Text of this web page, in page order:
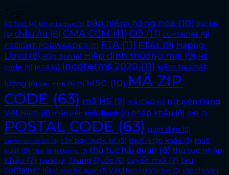
40 feet (4) Bill of Lading (3) bảo hiểm hàng hóa (10) Bắc Mỹ
(4) châu Âu (8) CMA CGM (11) CO (11) container (6)
FREIGHT FORWARDER (5) FTA (11) FTAs (9) Hapag-
Lloyd (8) Hiệp định (4) Hiệp định thương mại (9) HS
code (5) IATA (4) Incoterms 2020 (11) kiểm tra chất
lượng (6) liên minh 2M (3) MSC (10) MÃ ZIP
CODE (63) mã HS (9) mã ICAO (4) Nguyên Đăng
Việt Nam (6) nhân viên kinh doanh (4) nhập khẩu (6) ONE (3)
POSTAL CODE (63) quạt điện (5)
Surrendered Bill (3) sân bay quốc tế (5) thuế nhập khẩu (5) thuế
suất (5) Thái Bình Dương (3) thủ tục hải quan (8) thủ tục nhập
khẩu (7) Top 50 (3) Trung Quốc (6) tuyến mới (7) tàu
container (6) tờ khai hải quan (3) Việt Nam (4) Văn bản (3) vận chuyển